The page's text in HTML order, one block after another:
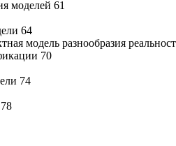
моделей 61
64
модель разнообразия
70
74